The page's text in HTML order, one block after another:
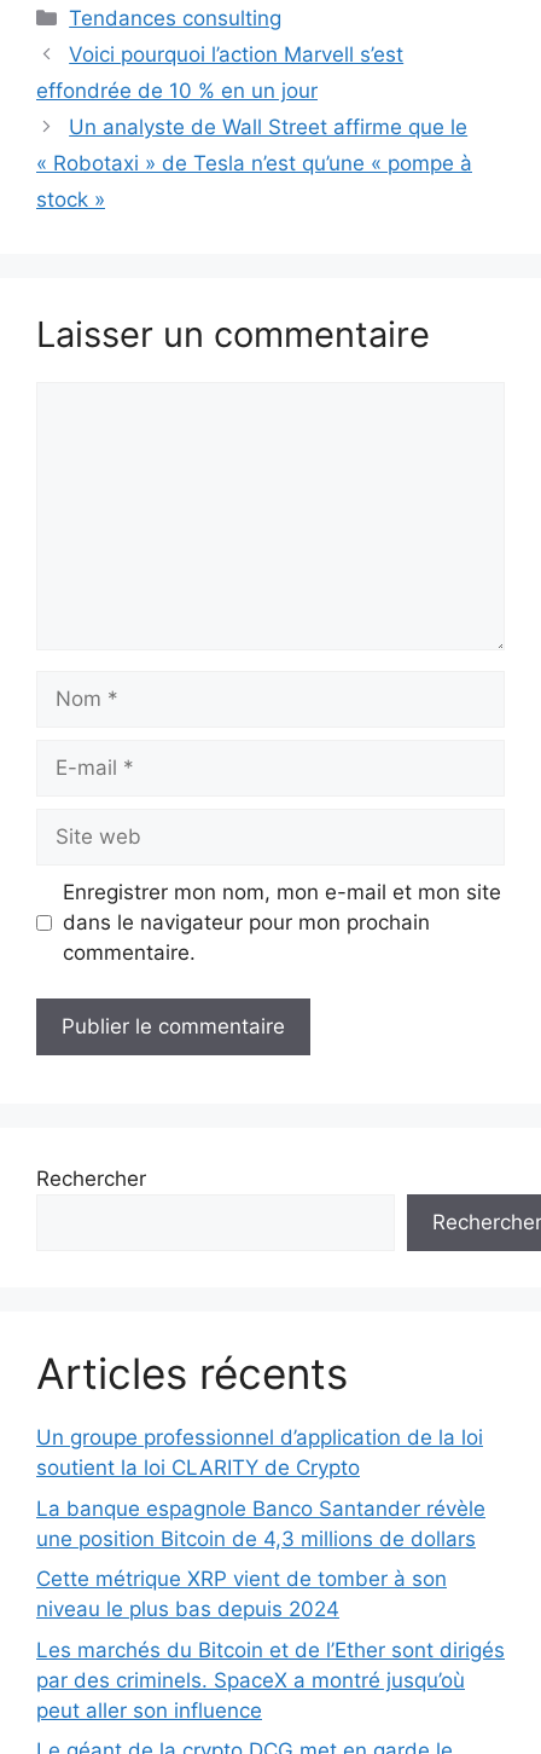
Catégories
Tendances consulting
Voici pourquoi l’action Marvell s’est
effondrée de 10 % en un jour
Un analyste de Wall Street affirme que le
« Robotaxi » de Tesla n’est qu’une « pompe à
stock »
Laisser un commentaire
mail
web
Enregistrer mon nom, mon e-mail et mon site
dans le navigateur pour mon prochain
commentaire.
Rechercher
Rechercher
Articles récents
Un groupe professionnel d’application de la loi
soutient la loi CLARITY de Crypto
La banque espagnole Banco Santander révèle
une position Bitcoin de 4,3 millions de dollars
Cette métrique XRP vient de tomber à son
niveau le plus bas depuis 2024
Les marchés du Bitcoin et de l’Ether sont dirigés
par des criminels. SpaceX a montré jusqu’où
peut aller son influence